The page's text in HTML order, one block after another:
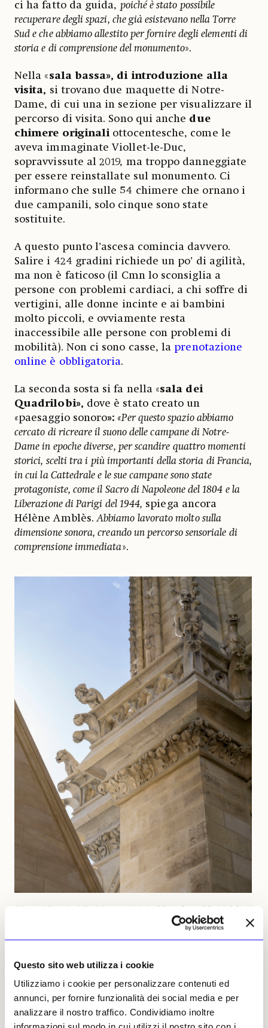
Questo sito web utilizza i cookie
Utilizziamo i cookie per personalizzare contenuti ed
annunci, per fornire funzionalità dei social media e per
analizzare il nostro traffico. Condividiamo inoltre
ci ha fatto da guida, poiché è stato possibile
recuperare degli spazi, che già esistevano nella Torre
Sud e che abbiamo allestito per fornire degli elementi di
storia e di comprensione del monumento».
Nella «sala bassa», di introduzione alla
visita, si trovano due maquette di Notre-
Dame, di cui una in sezione per visualizzare il
percorso di visita. Sono qui anche due
chimere originaliottocentesche, come le
aveva immaginate Viollet-le-Duc,
sopravvissute al 2019, ma troppo danneggiate
per essere reinstallate sul monumento. Ci
informano che sulle 54 chimere che ornano i
due campanili, solo cinque sono state
sostituite.
A questo punto l’ascesa comincia davvero.
Salire i 424 gradini richiede un po’ di agilità,
ma non è faticoso (il Cmn lo sconsiglia a
persone con problemi cardiaci, a chi soffre di
vertigini, alle donne incinte e ai bambini
molto piccoli, e ovviamente resta
inaccessibile alle persone con problemi di
mobilità). Non ci sono casse, la prenotazione
online è obbligatoria.
La seconda sosta si fa nella «sala dei
Quadrilobi», dove è stato creato un
«paesaggio sonoro»: «Per questo spazio abbiamo
cercato di ricreare il suono delle campane di Notre-
Dame in epoche diverse, per scandire quattro momenti
storici, scelti tra i più importanti della storia di Francia,
in cui la Cattedrale e le sue campane sono state
protagoniste, come il Sacro di Napoleone del 1804 e la
Liberazione di Parigi del 1944, spiega ancora
Hélène Amblès.Abbiamo lavorato molto sulla
dimensione sonora, creando un percorso sensoriale di
comprensione immediata».
Bordes-Centre des monuments nationaux, 2025